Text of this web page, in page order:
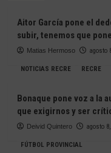
Aitor García pone el
subir, tenemos que
Matias Hermoso agosto
NOTICIAS RECRE RECRE
Bonaque pone voz a la
que exigirnos y ser
Deivid Quintero agosto
FÚTBOL PROVINCIAL